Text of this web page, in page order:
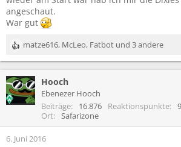
angeschaut.
War gut
R
e
k
t
i
n
matze616, McLeo, Fatbot und 3 andere
Hooch
Ebenezer Hooch
Beiträge
16.876 Reaktionspunkte
Ort
Safarizone
6. Juni 2016